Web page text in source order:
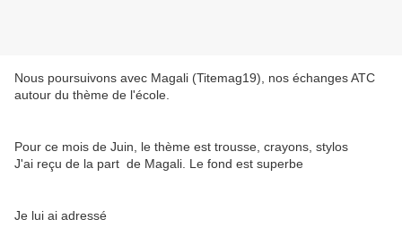
Nous poursuivons avec Magali (Titemag19), nos échanges ATC
autour du thème de l'école.
Pour ce mois de Juin, le thème est trousse, crayons, stylos
J'ai reçu de la part de Magali. Le fond est superbe
Je lui ai adressé